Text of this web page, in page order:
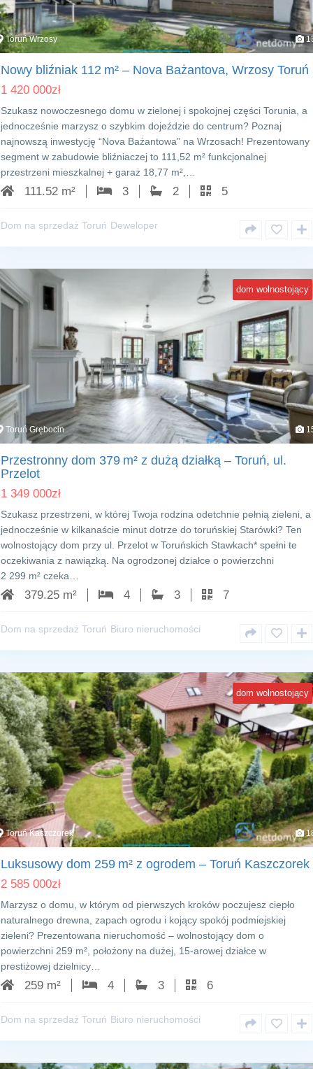
Toruń Wrzosy
Nowy bliźniak 112 m² – Nova Bażantova, Wrzosy Toruń
1 420 000zł
Szukasz nowoczesnego domu w zielonej i spokojnej części Torunia, a
jednocześnie marzysz o szybkim dojeździe do centrum? Poznaj
najnowszą inwestycję “Nova Bażantowa” na Wrzosach! Prezentowany
segment w zabudowie bliźniaczej to 111,52 m² funkcjonalnej
przestrzeni mieszkalnej + garaż 18,77 m²,…
111.52 m² 3 2 5
Dom na sprzedaż Toruń Deweloper
dom wolnostojący
Toruń Grębocin
Przestronny dom 379 m² z dużą działką – Toruń, ul.
Przelot
1 349 000zł
Szukasz przestrzeni, w której Twoja rodzina odetchnie pełnią zieleni, a
jednocześnie w kilkanaście minut dotrze do toruńskiej Starówki? Ten
wolnostojący dom przy ul. Przelot w Toruńskich Stawkach* spełni te
oczekiwania z nawiązką. Na ogrodzonej działce o powierzchni
2 299 m² czeka…
379.25 m² 4 3 7
Dom na sprzedaż Toruń Biuro nieruchomości
dom wolnostojący
Toruń Kaszczorek
Luksusowy dom 259 m² z ogrodem – Toruń Kaszczorek
2 585 000zł
Marzysz o domu, w którym od pierwszych kroków poczujesz ciepło
naturalnego drewna, zapach ogrodu i kojący spokój podmiejskiej
zieleni? Prezentowana nieruchomość – wolnostojący dom o
powierzchni 259 m², położony na dużej, 15‑arowej działce w
prestiżowej dzielnicy…
259 m² 4 3 6
Dom na sprzedaż Toruń Biuro nieruchomości